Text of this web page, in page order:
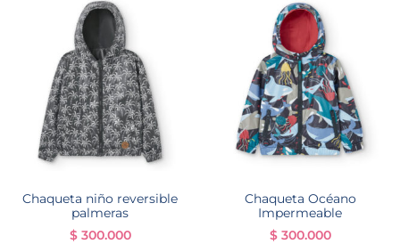
Chaqueta niño reversible
palmeras
$300.000
Chaqueta Océano
Impermeable
$300.000